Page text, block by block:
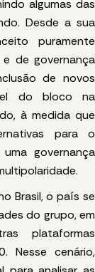
algumas das
Desde a sua
puramente
de governança
de novos
do bloco na
à medida que
para o
governança
Brasil, o país se
do grupo, em
plataformas
Nesse cenário,